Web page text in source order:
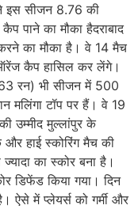
इस सीजन 8.76 की
पाने का मौका हैदराबाद
का मौका है। वे 14 मैच
कैप हासिल कर लेंगे।
रन) भी सीजन में 500
मलिंगा टॉप पर हैं। वे 19
उम्मीद मुल्लांपुर के
और हाई स्कोरिंग मैच की
का स्कोर बना है।
डिफेंड किया गया। दिन
में प्लेयर्स को गर्मी और